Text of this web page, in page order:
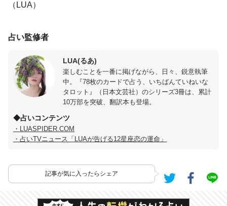
（LUA）
占い監修者
LUA(るあ)
楽しむことを一番に掲げながら、日々、鋭意執筆
中。『78枚のカードで占う、いちばんていねいな
タロット』（日本文芸社）のシリーズ3冊は、累計
10万部を突破、翻訳本も登場。
◆占いコンテンツ
・LUASPIDER.COM
・占いTVニュース「LUAが告げる12星座恋の運命」
記事が気に入ったらシェア